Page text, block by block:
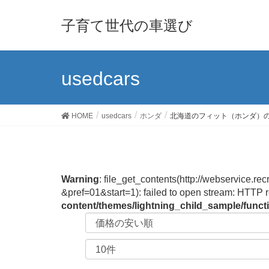
子育て世代の車選び
usedcars
HOME usedcars ホンダ 北海道のフィット（ホンダ）
Warning: file_get_contents(http://
&pref=01&start=1): failed to open stream:
content/themes/lightning_child_sample/